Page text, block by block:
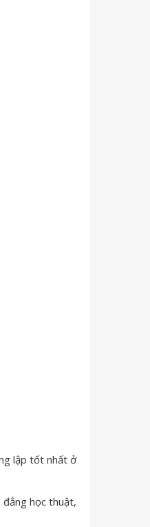
lập tốt nhất ở
học thuật,